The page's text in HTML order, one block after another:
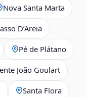
Nova Santa Marta
D’Areia
Pé de Plátano
João Goulart
Santa Flora